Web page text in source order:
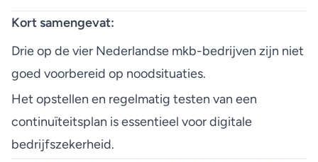
Kort samengevat:
Drie op de vier Nederlandse mkb-bedrijven zijn niet
goed voorbereid op noodsituaties.
Het opstellen en regelmatig testen van een
continuïteitsplan is essentieel voor digitale
bedrijfszekerheid.